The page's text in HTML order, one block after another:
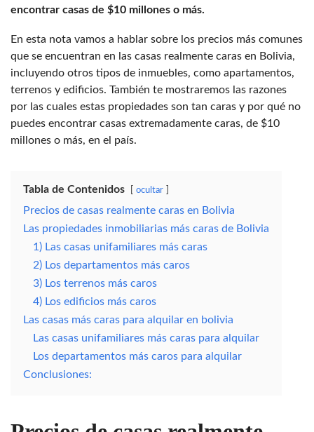
encontrar casas de $10 millones o más.
En esta nota vamos a hablar sobre los precios más comunes
que se encuentran en las casas realmente caras en Bolivia,
incluyendo otros tipos de inmuebles, como apartamentos,
terrenos y edificios. También te mostraremos las razones
por las cuales estas propiedades son tan caras y por qué no
puedes encontrar casas extremadamente caras, de $10
millones o más, en el país.
Tabla de Contenidos ocultar
Precios de casas realmente caras en Bolivia
Las propiedades inmobiliarias más caras de Bolivia
1) Las casas unifamiliares más caras
2) Los departamentos más caros
3) Los terrenos más caros
4) Los edificios más caros
Las casas más caras para alquilar en bolivia
Las casas unifamiliares más caras para alquilar
Los departamentos más caros para alquilar
Conclusiones: